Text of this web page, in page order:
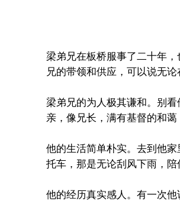
梁弟兄在板桥服事了二十年
兄的带领和供应，可以说无
梁弟兄的为人极其谦和。别
亲，像兄长，满有基督的和
他的生活简单朴实。去到他
托车，那是无论刮风下雨，
他的经历真实感人。有一次